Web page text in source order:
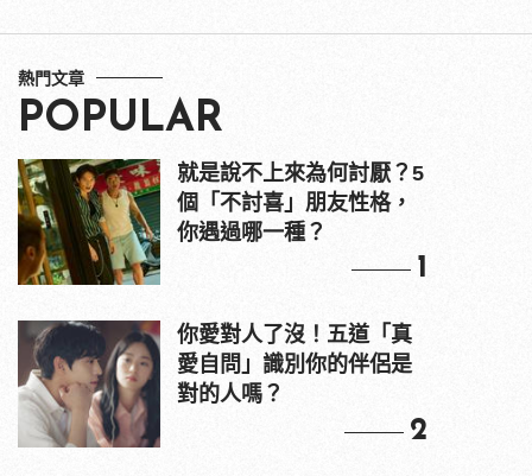
熱門文章
POPULAR
就是說不上來為何討厭？5
個「不討喜」朋友性格，
你遇過哪一種？
1
你愛對人了沒！五道「真
愛自問」識別你的伴侶是
對的人嗎？
2